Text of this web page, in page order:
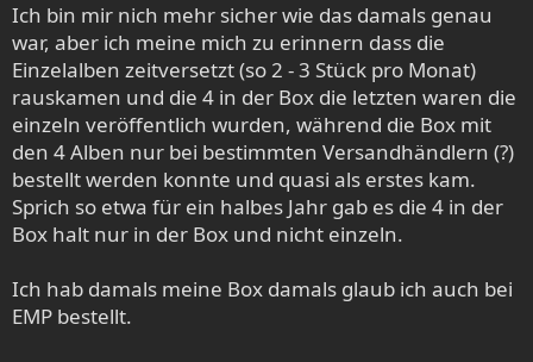
Ich bin mir nich mehr sicher wie das damals genau
war, aber ich meine mich zu erinnern dass die
Einzelalben zeitversetzt (so 2 - 3 Stück pro Monat)
rauskamen und die 4 in der Box die letzten waren die
einzeln veröffentlich wurden, während die Box mit
den 4 Alben nur bei bestimmten Versandhändlern (?)
bestellt werden konnte und quasi als erstes kam.
Sprich so etwa für ein halbes Jahr gab es die 4 in der
Box halt nur in der Box und nicht einzeln.
Ich hab damals meine Box damals glaub ich auch bei
EMP bestellt.